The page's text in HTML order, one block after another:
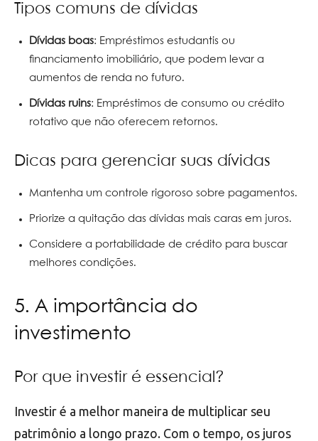
Tipos comuns de dívidas
Dívidas boas: Empréstimos estudantis ou
financiamento imobiliário, que podem levar a
aumentos de renda no futuro.
Dívidas ruins: Empréstimos de consumo ou crédito
rotativo que não oferecem retornos.
Dicas para gerenciar suas dívidas
Mantenha um controle rigoroso sobre pagamentos.
Priorize a quitação das dívidas mais caras em juros.
Considere a portabilidade de crédito para buscar
melhores condições.
5. A importância do
investimento
Por que investir é essencial?
Investir é a melhor maneira de multiplicar seu
patrimônio a longo prazo. Com o tempo, os juros